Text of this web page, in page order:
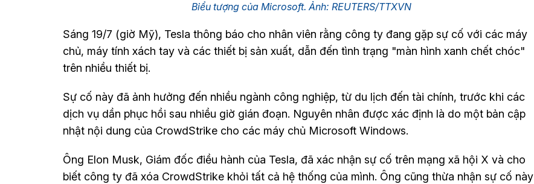
Biểu tượng của Microsoft. Ảnh: REUTERS/TTXVN
Sáng 19/7 (giờ Mỹ), Tesla thông báo cho nhân viên rằng công ty đang gặp sự cố với các máy
chủ, máy tính xách tay và các thiết bị sản xuất, dẫn đến tình trạng "màn hình xanh chết chóc"
trên nhiều thiết bị.
Sự cố này đã ảnh hưởng đến nhiều ngành công nghiệp, từ du lịch đến tài chính, trước khi các
dịch vụ dần phục hồi sau nhiều giờ gián đoạn. Nguyên nhân được xác định là do một bản cập
nhật nội dung của CrowdStrike cho các máy chủ Microsoft Windows.
Ông Elon Musk, Giám đốc điều hành của Tesla, đã xác nhận sự cố trên mạng xã hội X và cho
biết công ty đã xóa CrowdStrike khỏi tất cả hệ thống của mình. Ông cũng thừa nhận sự cố này